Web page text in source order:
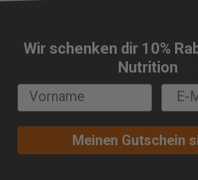
Wir schenken dir 10%
Nutrition
Meinen Gutschein